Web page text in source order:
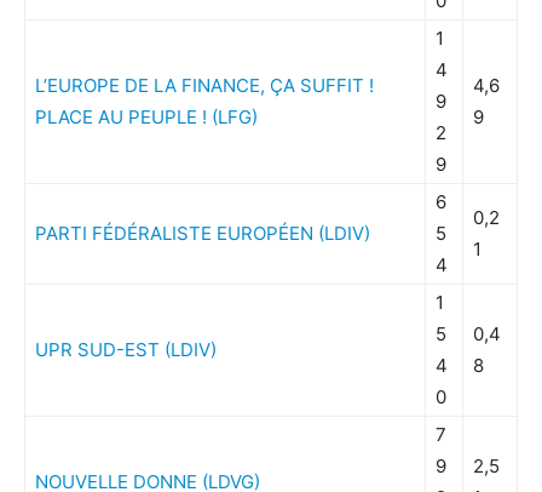
L’EUROPE DE LA FINANCE, ÇA SUFFIT !
PLACE AU PEUPLE ! (LFG)
1
4
9
2
9
4,6
9
PARTI FÉDÉRALISTE EUROPÉEN (LDIV)
6
5
4
0,2
1
UPR SUD-EST (LDIV)
1
5
4
0
0,4
8
NOUVELLE DONNE (LDVG)
7
9
2,5